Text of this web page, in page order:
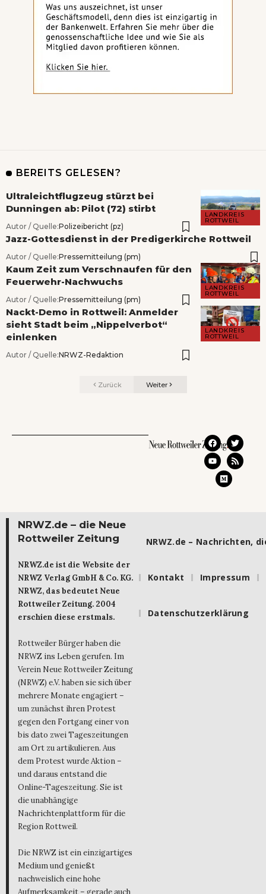
BEREITS GELESEN?
LANDKREIS
ROTTWEIL
Ultraleichtflugzeug stürzt bei
Dunningen ab: Pilot (72) stirbt
Autor / Quelle:Polizeibericht (pz)
Jazz-Gottesdienst in der Predigerkirche Rottweil
Autor / Quelle:Pressemitteilung (pm)
LANDKREIS
ROTTWEIL
Kaum Zeit zum Verschnaufen für den
Feuerwehr-Nachwuchs
Autor / Quelle:Pressemitteilung (pm)
LANDKREIS
ROTTWEIL
Nackt-Demo in Rottweil: Anmelder
sieht Stadt beim „Nippelverbot“
einlenken
Autor / Quelle:NRWZ-Redaktion
Zurück Weiter
NRWZ.de – die Neue
Rottweiler Zeitung
NRWZ.de ist die Website der
NRWZ Verlag GmbH & Co. KG.
NRWZ, das bedeutet Neue
Rottweiler Zeitung. 2004
erschien diese erstmals.
Rottweiler Bürger haben die
NRWZ ins Leben gerufen. Im
Verein Neue Rottweiler Zeitung
(NRWZ) e.V. haben sie sich über
mehrere Monate engagiert –
um zunächst ihren Protest
gegen den Fortgang einer von
bis dato zwei Tageszeitungen
am Ort zu artikulieren. Aus
dem Protest wurde Aktion –
und daraus entstand die
Online-Tageszeitung. Sie ist
die unabhängige
Nachrichtenplattform für die
Region Rottweil.
Die NRWZ ist ein einzigartiges
Medium und genießt
nachweislich eine hohe
Aufmerksamkeit – gerade auch
NRWZ.de – Nachrichten,
Kontakt Impressum
Datenschutzerklärung